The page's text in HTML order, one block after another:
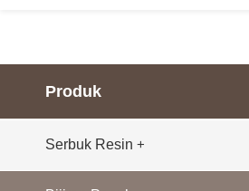
Produk
Serbuk Resin +